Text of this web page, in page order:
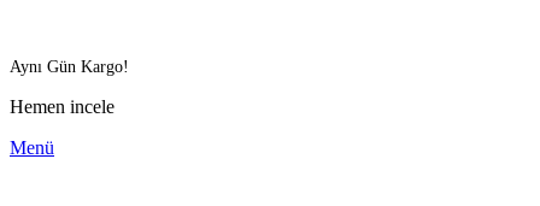
Aynı Gün Kargo!
Hemen incele
Menü